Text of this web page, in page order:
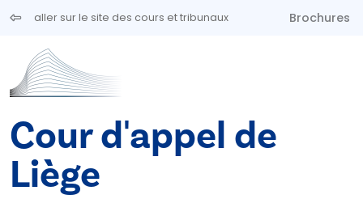
Aller au contenu principal
aller sur le site des cours et tribunaux Brochures
Cour d'appel de
Liège